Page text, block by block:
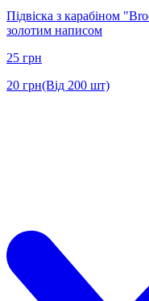
Підвіска з карабіном
золотим написом
25 грн
20 грн(Від 200 шт)